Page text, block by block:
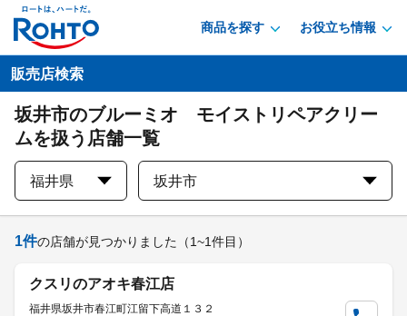
商品を探す お役立ち情報
販売店検索
坂井市のブルーミオ モイストリペアクリー
ムを扱う店舗一覧
福井県 坂井市
1件の店舗が見つかりました （1~1件目）
クスリのアオキ春江店
福井県坂井市春江町江留下高道１３２